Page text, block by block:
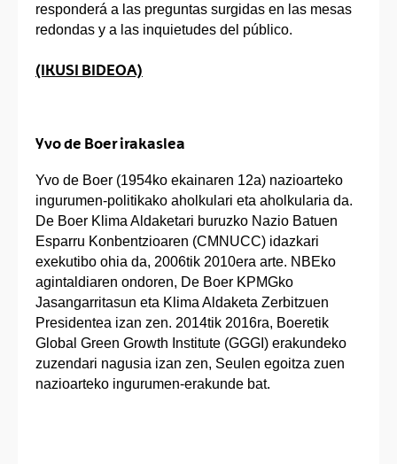
responderá a las preguntas surgidas en las mesas
redondas y a las inquietudes del público.
(IKUSI BIDEOA)
Yvo de Boer irakaslea
Yvo de Boer (1954ko ekainaren 12a) nazioarteko
ingurumen-politikako aholkulari eta aholkularia da.
De Boer Klima Aldaketari buruzko Nazio Batuen
Esparru Konbentzioaren (CMNUCC) idazkari
exekutibo ohia da, 2006tik 2010era arte. NBEko
agintaldiaren ondoren, De Boer KPMGko
Jasangarritasun eta Klima Aldaketa Zerbitzuen
Presidentea izan zen. 2014tik 2016ra, Boeretik
Global Green Growth Institute (GGGI) erakundeko
zuzendari nagusia izan zen, Seulen egoitza zuen
nazioarteko ingurumen-erakunde bat.